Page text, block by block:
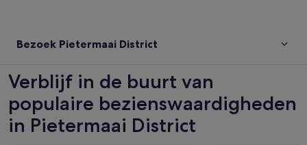
Bezoek Pietermaai District
Verblijf in de buurt van
populaire bezienswaardigheden
in Pietermaai District